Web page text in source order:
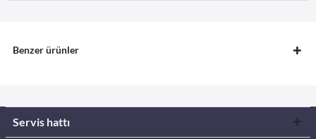
Benzer ürünler
Servis hattı